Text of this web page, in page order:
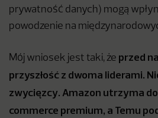
prywatność danych) mogą
powodzenie na
Mój wniosek jest taki, że przed
przyszłość z dwoma liderami.
zwycięzcy. Amazon utrzyma
commerce premium, a Temu